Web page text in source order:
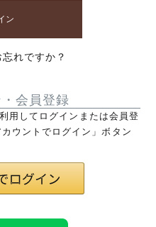
ン
れですか？
会員登録
用してログインまたは会員登
ウントでログイン」ボタン